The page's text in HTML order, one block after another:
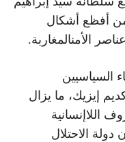
من أفظع أشكال
الأمنالمغاربة.
السياسيين
إيزيك، ما يزال
اللاإنسانية
الاحتلال